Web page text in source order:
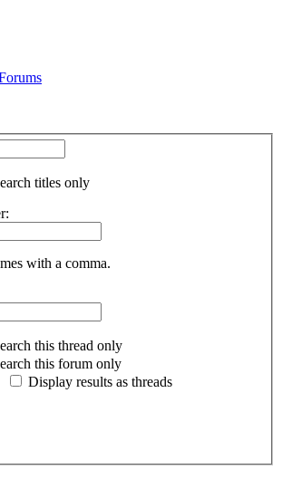
titles only
with a comma.
this thread only
this forum only
Display results as threads